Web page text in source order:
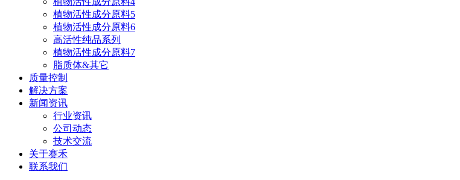
植物活性成分原料5
植物活性成分原料6
高活性纯品系列
植物活性成分原料7
脂质体&其它
质量控制
解决方案
新闻资讯
行业资讯
公司动态
技术交流
关于赛禾
联系我们